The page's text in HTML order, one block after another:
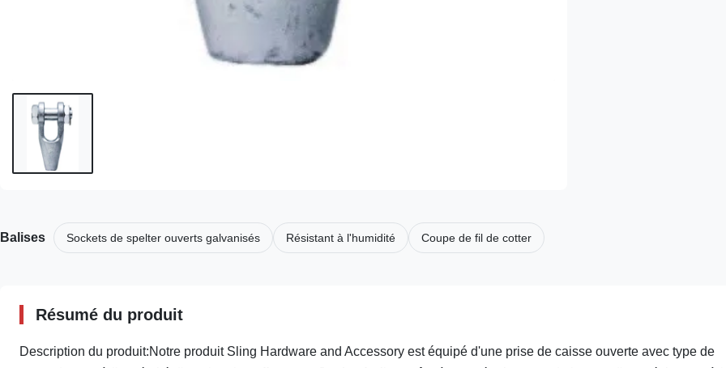
Balises Sockets de spelter ouverts galvanisés Résistant à l'humidité Coupe de fil de cotter
Résumé du produit
Description du produit:Notre produit Sling Hardware and Accessory est équipé d'une prise de caisse ouverte avec type de